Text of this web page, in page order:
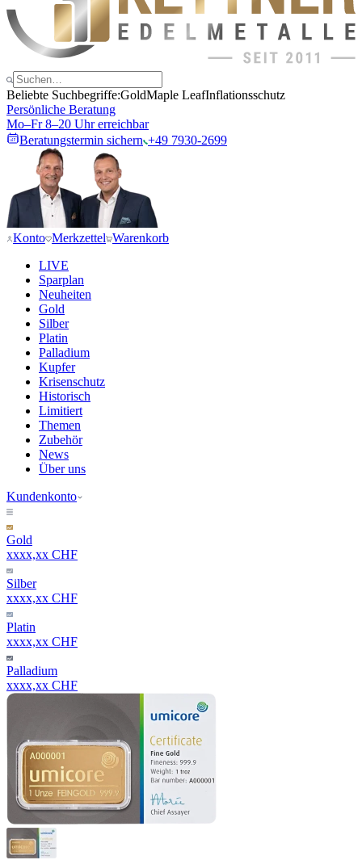
Beliebte Suchbegriffe:GoldMaple LeafInflationsschutz
Persönliche Beratung
Mo–Fr 8–20 Uhr erreichbar
Beratungstermin sichern +49 7930-2699
Konto Merkzettel Warenkorb
LIVE
Sparplan
Neuheiten
Gold
Silber
Platin
Palladium
Kupfer
Krisenschutz
Historisch
Limitiert
Themen
Zubehör
News
Über uns
Kundenkonto
Gold
xxxx,xx CHF
Silber
xxxx,xx CHF
Platin
xxxx,xx CHF
Palladium
xxxx,xx CHF